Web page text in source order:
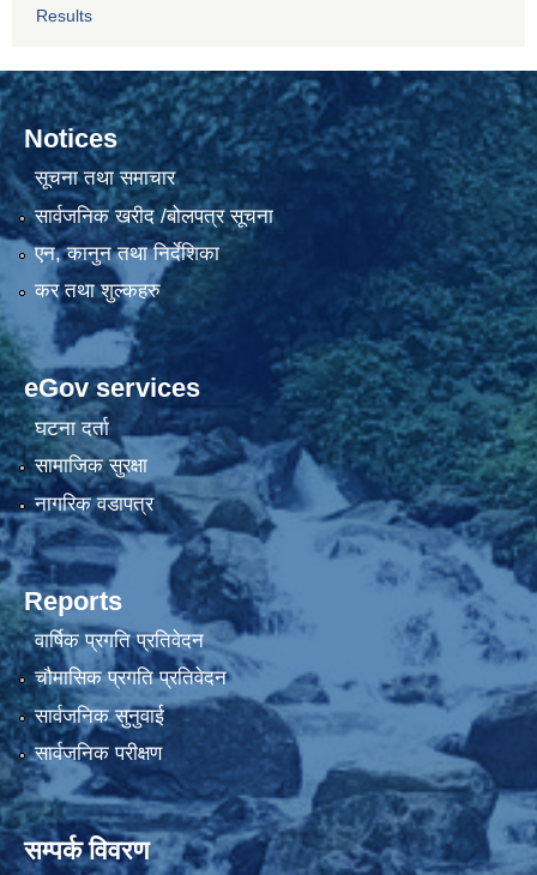
Results
Notices
सूचना तथा समाचार
सार्वजनिक खरीद /बोलपत्र सूचना
एन, कानुन तथा निर्देशिका
कर तथा शुल्कहरु
eGov services
घटना दर्ता
सामाजिक सुरक्षा
नागरिक वडापत्र
Reports
वार्षिक प्रगति प्रतिवेदन
चौमासिक प्रगति प्रतिवेदन
सार्वजनिक सुनुवाई
सार्वजनिक परीक्षण
सम्पर्क विवरण